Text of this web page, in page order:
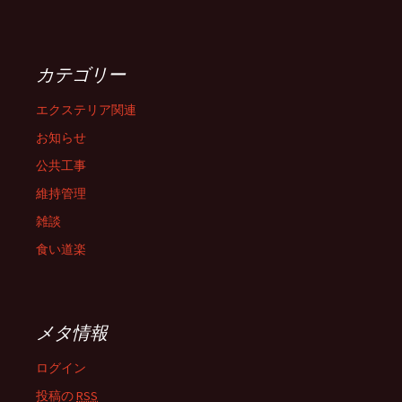
カテゴリー
エクステリア関連
お知らせ
公共工事
維持管理
雑談
食い道楽
メタ情報
ログイン
投稿のRSS